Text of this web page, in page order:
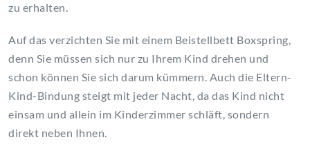
zu erhalten.
Auf das verzichten Sie mit einem Beistellbett Boxspring,
denn Sie müssen sich nur zu Ihrem Kind drehen und
schon können Sie sich darum kümmern. Auch die Eltern-
Kind-Bindung steigt mit jeder Nacht, da das Kind nicht
einsam und allein im Kinderzimmer schläft, sondern
direkt neben Ihnen.